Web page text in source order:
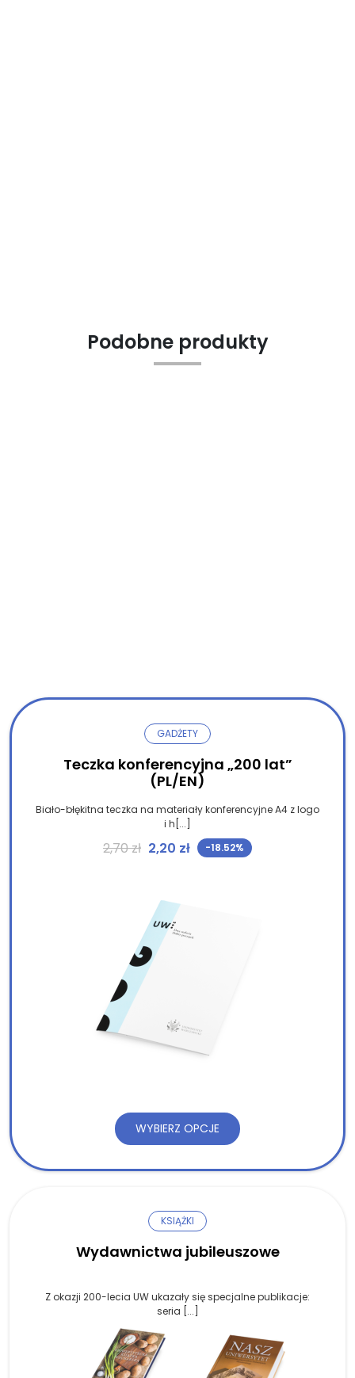
Podobne produkty
GADŻETY
Teczka konferencyjna „200 lat”
(PL/EN)
Biało-błękitna teczka na materiały konferencyjne A4 z logo
i h[...]
2,70zł Pierwotna cena wynosiła: 2,70
2,20 złAktualna cena wynosi:
-18.52%
WYBIERZ OPCJE
KSIĄŻKI
Wydawnictwa jubileuszowe
Z okazji 200-lecia UW ukazały się specjalne publikacje:
seria [...]